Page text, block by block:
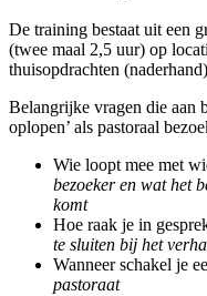
De training bestaat uit een
(twee maal 2,5 uur) op
thuisopdrachten
Belangrijke vragen die aan
oplopen’ als pastoraal
Wie loopt mee met
bezoeker en wat het
komt
Hoe raak je in
te sluiten bij het
Wanneer schakel je
pastoraat